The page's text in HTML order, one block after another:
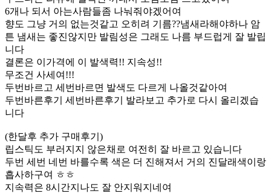
6개나 되서 아는사람들좀 나눠줘야겠어여
향도 그냥 거의 없는것같고 오히려 기름??냄새라해야하나 암
튼 냄새는 좋진않지만 발림성은 그래도 나름 부드럽게 잘 발립
니다
결론은 이가격에 이 발색력!! 지속성!!
무조건 사세여!!!
두번바르고 세번바르면 발색도 다르게 나올것같아여
두번바른후기 세번바른후기 발라보고 추가로 다시 올리겠습
니다
(한달후 추가 구매후기)
립스틱도 부러지지 않은채로 여전히 잘 바르고 있습니다
두번 세번 네번 바를수록 색은 더 진해져서 거의 진달래색이랑
흡사하구여 ㅎㅎ
지속력은 8시간지나도 잘 안지워지네여